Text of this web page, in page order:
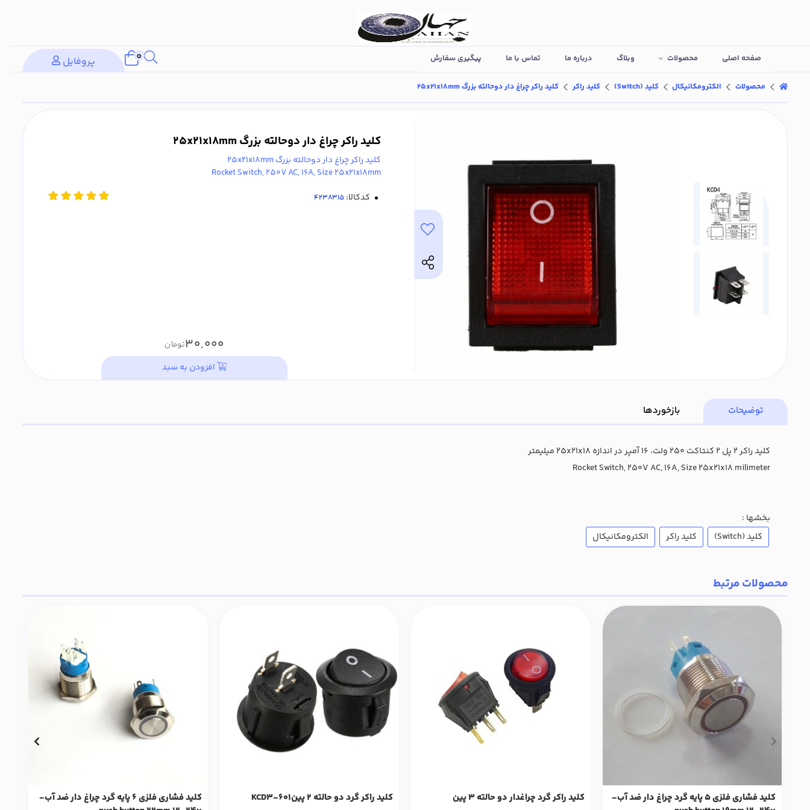
صفحه اصلی محصولات وبلاگ درباره ما تماس با ما پیگیری سفارش 0 پروفایل
محصولات الکترومکانیکال کلید (Switch) کلید راکر کلید راکر چراغ دار دوحالته بزرگ 25x21x18mm
کلید راکر چراغ دار دوحالته بزرگ 25x21x18mm
کلید راکر چراغ دار دوحالته بزرگ 25x21x18mm
Rocket Switch, 250V AC, 16A, Size 25x21x18mm
کدکالا:
30,000تومان
افزودن به سبد
توضیحات بازخوردها
کلید راکر 2 پل 2 کنتاکت 250 ولت، 16 آمپر در اندازه 25x21x18 میلیمتر
Rocket Switch, 250V AC, 16A, Size 25x21x18 milimeter
بخشها :
کلید (Switch)
کلید راکر الکترومکانیکال
محصولات مرتبط
کلید فشاری فلزی 5 پایه گرد چراغ دار ضد آب-
کلید راکر گرد چراغدار دو حالته 3 پین کلید راکر گرد دو حالته 2 پینKCD3-601
کلید فشاری فلزی 6 پایه گرد چراغ دار ضد آب-